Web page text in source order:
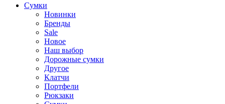
Cумки
Новинки
Бренды
Sale
Новое
Наш выбор
Дорожные сумки
Другое
Клатчи
Портфели
Рюкзаки